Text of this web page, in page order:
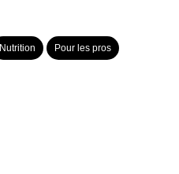
Nutrition Pour les pros